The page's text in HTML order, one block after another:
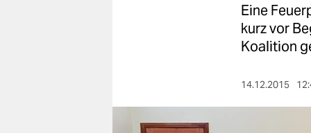
nord
Eine
kurz vor
Koalition
14.12.2015